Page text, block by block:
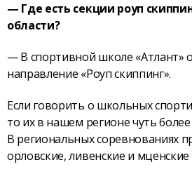
— Где есть секции роуп
области?
— В спортивной школе «Атлант»
направление «Роуп скиппинг».
Если говорить о школьных
то их в нашем регионе чуть более
В региональных соревнованиях
орловские, ливенские и